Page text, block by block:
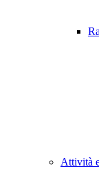
Attività